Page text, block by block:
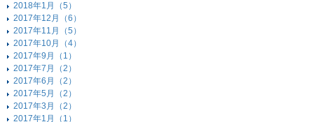
2018年1月（5）
2017年12月（6）
2017年11月（5）
2017年10月（4）
2017年9月（1）
2017年7月（2）
2017年6月（2）
2017年5月（2）
2017年3月（2）
2017年1月（1）